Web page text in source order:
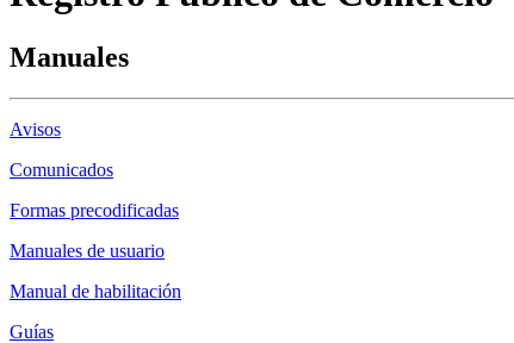
Manuales
Avisos
Comunicados
Formas precodificadas
Manuales de usuario
Manual de habilitación
Guías